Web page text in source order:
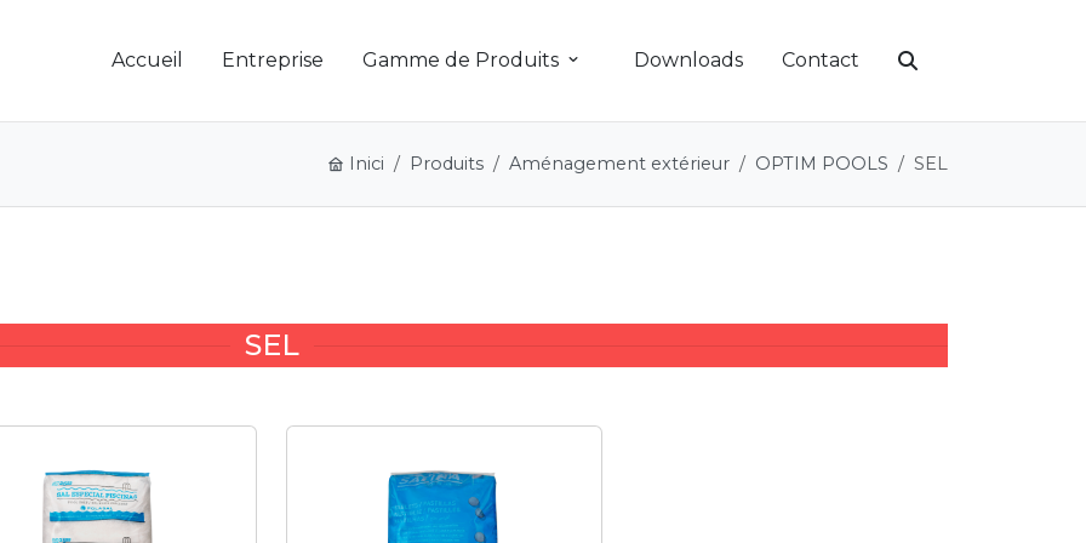
Accueil Entreprise Gamme de Produits Downloads Contact
Inici Produits Aménagement extérieur OPTIM POOLS SEL
SEL